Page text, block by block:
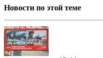
Новости по этой теме